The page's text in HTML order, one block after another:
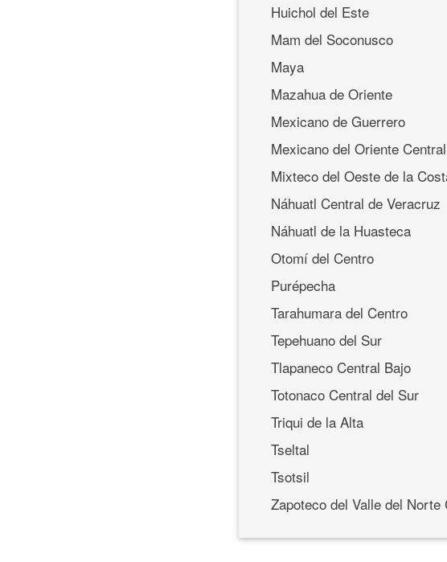
Huichol del Este
Mam del Soconusco
Maya
Mazahua de Oriente
Mexicano de Guerrero
Mexicano del Oriente Central
Mixteco del Oeste de la
Náhuatl Central de Veracruz
Náhuatl de la Huasteca
Otomí del Centro
Purépecha
Tarahumara del Centro
Tepehuano del Sur
Tlapaneco Central Bajo
Totonaco Central del Sur
Triqui de la Alta
Tseltal
Tsotsil
Zapoteco del Valle del Norte